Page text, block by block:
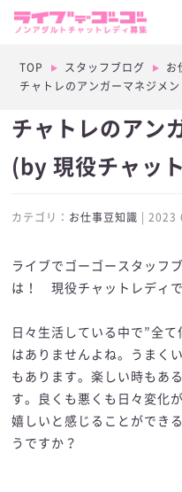
TOP スタッフブログ
お
チャトレのアンガーマネジメ
チャトレのアン
(by 現役チャッ
カテゴリ： お仕事豆知識 | 2023
ライブでゴーゴースタッフ
は！ 現役チャットレディで
日々生活している中で”全
はありませんよね。うまく
もあります。楽しい時もあ
す。良くも悪くも日々変化
嬉しいと感じることができ
うですか？